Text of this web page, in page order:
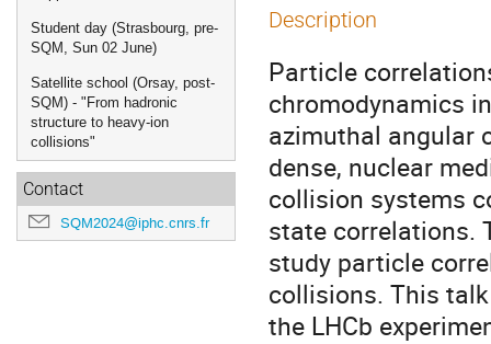
Student day (Strasbourg, pre-
SQM, Sun 02 June)
Satellite school (Orsay, post-
SQM) - "From hadronic
structure to heavy-ion
collisions"
Contact
SQM2024@iphc.cnrs.fr
Description
Particle
chromodynamics
azimuthal angular
dense, nuclear
collision systems
state correlations.
study particle
collisions. This
the LHCb